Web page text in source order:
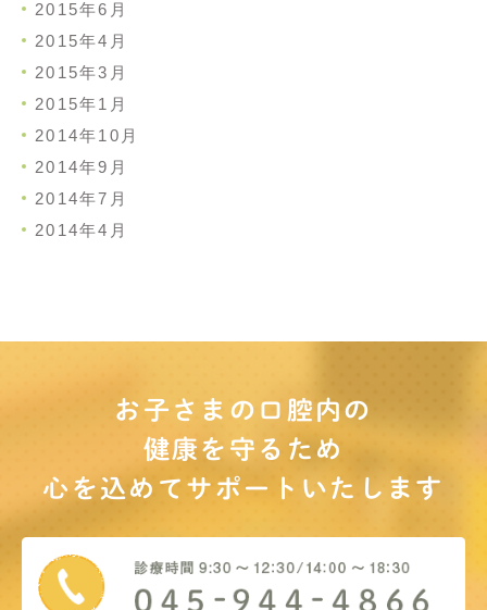
2015年6月
2015年4月
2015年3月
2015年1月
2014年10月
2014年9月
2014年7月
2014年4月
お子さまの口腔内の
健康を守るため
心を込めてサポート いたします